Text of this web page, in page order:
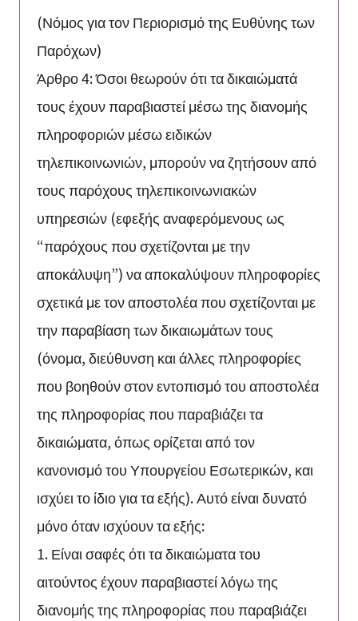
(Νόμος για τον Περιορισμό της Ευθύνης των
Παρόχων)
Άρθρο 4: Όσοι θεωρούν ότι τα δικαιώματά
τους έχουν παραβιαστεί μέσω της διανομής
πληροφοριών μέσω ειδικών
τηλεπικοινωνιών, μπορούν να ζητήσουν από
τους παρόχους τηλεπικοινωνιακών
υπηρεσιών (εφεξής αναφερόμενους ως
“παρόχους που σχετίζονται με την
αποκάλυψη”) να αποκαλύψουν πληροφορίες
σχετικά με τον αποστολέα που σχετίζονται με
την παραβίαση των δικαιωμάτων τους
(όνομα, διεύθυνση και άλλες πληροφορίες
που βοηθούν στον εντοπισμό του αποστολέα
της πληροφορίας που παραβιάζει τα
δικαιώματα, όπως ορίζεται από τον
κανονισμό του Υπουργείου Εσωτερικών, και
ισχύει το ίδιο για τα εξής). Αυτό είναι δυνατό
μόνο όταν ισχύουν τα εξής:
1. Είναι σαφές ότι τα δικαιώματα του
αιτούντος έχουν παραβιαστεί λόγω της
διανομής της πληροφορίας που παραβιάζει